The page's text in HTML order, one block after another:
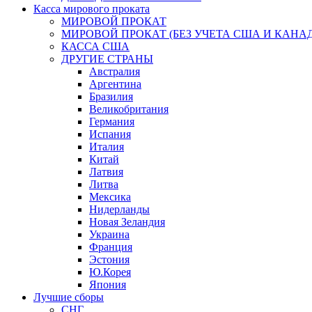
Касса мирового проката
МИРОВОЙ ПРОКАТ
МИРОВОЙ ПРОКАТ (БЕЗ УЧЕТА США И
КАССА США
ДРУГИЕ СТРАНЫ
Австралия
Аргентина
Бразилия
Великобритания
Германия
Испания
Италия
Китай
Латвия
Литва
Мексика
Нидерланды
Новая Зеландия
Украина
Франция
Эстония
Ю.Корея
Япония
Лучшие сборы
СНГ